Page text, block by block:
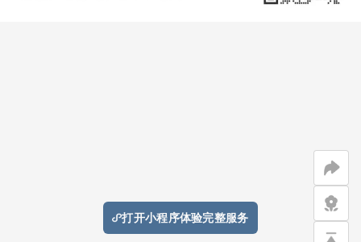
打开小程序体验完整服务